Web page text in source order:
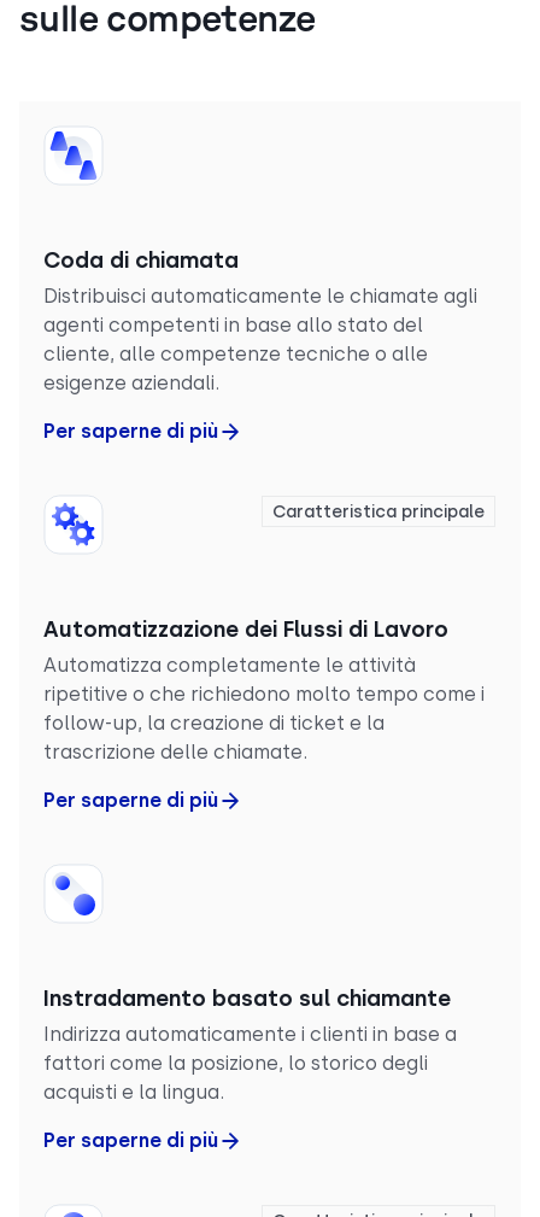
sulle competenze
Coda di chiamata
Distribuisci automaticamente le chiamate agli
agenti competenti in base allo stato del
cliente, alle competenze tecniche o alle
esigenze aziendali.
Per saperne di più
Caratteristica principale
Automatizzazione dei Flussi di Lavoro
Automatizza completamente le attività
ripetitive o che richiedono molto tempo come i
follow-up, la creazione di ticket e la
trascrizione delle chiamate.
Per saperne di più
Instradamento basato sul chiamante
Indirizza automaticamente i clienti in base a
fattori come la posizione, lo storico degli
acquisti e la lingua.
Per saperne di più